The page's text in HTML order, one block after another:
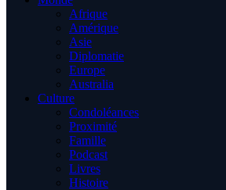
Afrique
Amérique
Asie
Diplomatie
Europe
Australia
Culture
Condoléances
Proximité
Famille
Podcast
Livres
Histoire